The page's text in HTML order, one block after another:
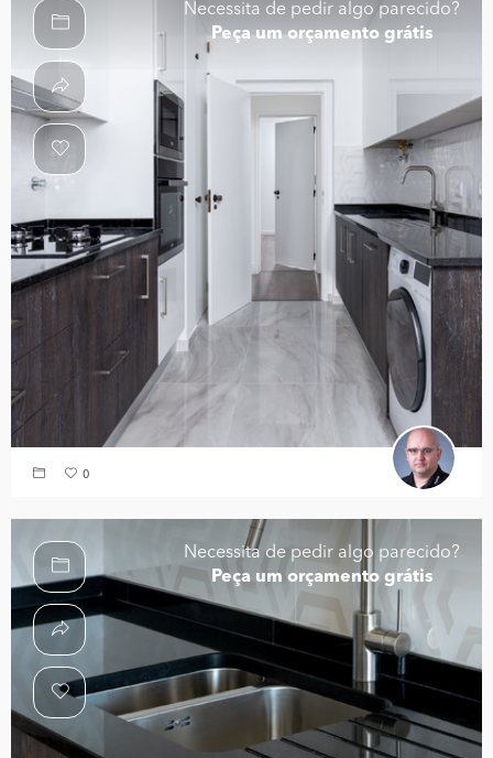
Necessita de pedir algo parecido?
Peça um orçamento grátis
0
Necessita de pedir algo parecido?
Peça um orçamento grátis